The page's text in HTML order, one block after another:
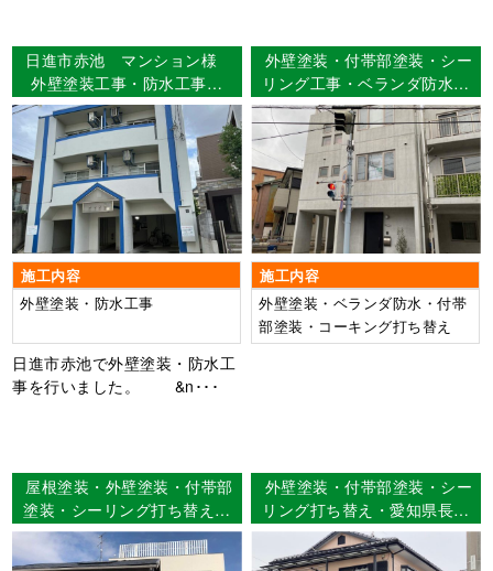
日進市赤池 マンション様
外壁塗装工事・防水工事
【使用塗料】外壁：シリコン
REVO
施工内容
外壁塗装・防水工事
日進市赤池で外壁塗装・防水工
事を行いました。 &n･･･
外壁塗装・付帯部塗装・シー
リング工事・ベランダ防水工
事 名古屋市天白区 M様邸
施工内容
外壁塗装・ベランダ防水・付帯
部塗装・コーキング打ち替え
屋根塗装・外壁塗装・付帯部
塗装・シーリング打ち替え工
事 愛知県一宮市 M様邸
外壁塗装・付帯部塗装・シー
リング打ち替え・愛知県長久
手市 Ｅ様邸